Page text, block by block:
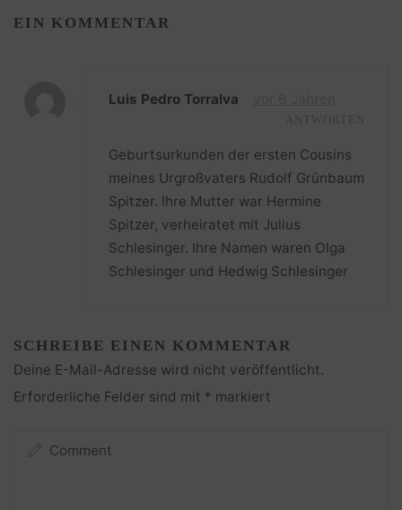
EIN KOMMENTAR
Luis Pedro Torralva
Geburtsurkunden der ersten Cousins ​​
meines Urgroßvaters Rudolf Grünbaum
Spitzer. Ihre Mutter war Hermine
Spitzer, verheiratet mit Julius
Schlesinger. Ihre Namen waren Olga
Schlesinger und Hedwig Schlesinger
SCHREIBE EINEN KOMMENTAR
Deine E-Mail-Adresse wird nicht veröffentlicht.
Erforderliche Felder sind mit * markiert